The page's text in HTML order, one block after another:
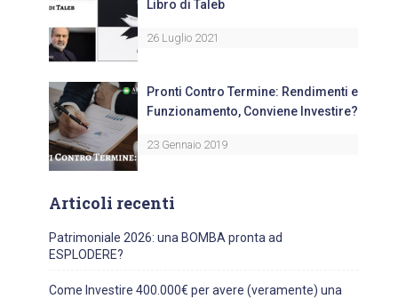
Libro di Taleb
26 Luglio 2021
Pronti Contro Termine: Rendimenti e
Funzionamento, Conviene Investire?
23 Gennaio 2019
Articoli recenti
Patrimoniale 2026: una BOMBA pronta ad
ESPLODERE?
Come Investire 400.000€ per avere (veramente) una